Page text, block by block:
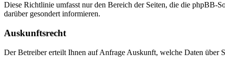
Diese Richtlinie umfasst nur den Bereich der Seiten, die die phpBB-
darüber gesondert informieren.
Auskunftsrecht
Der Betreiber erteilt Ihnen auf Anfrage Auskunft, welche Daten über